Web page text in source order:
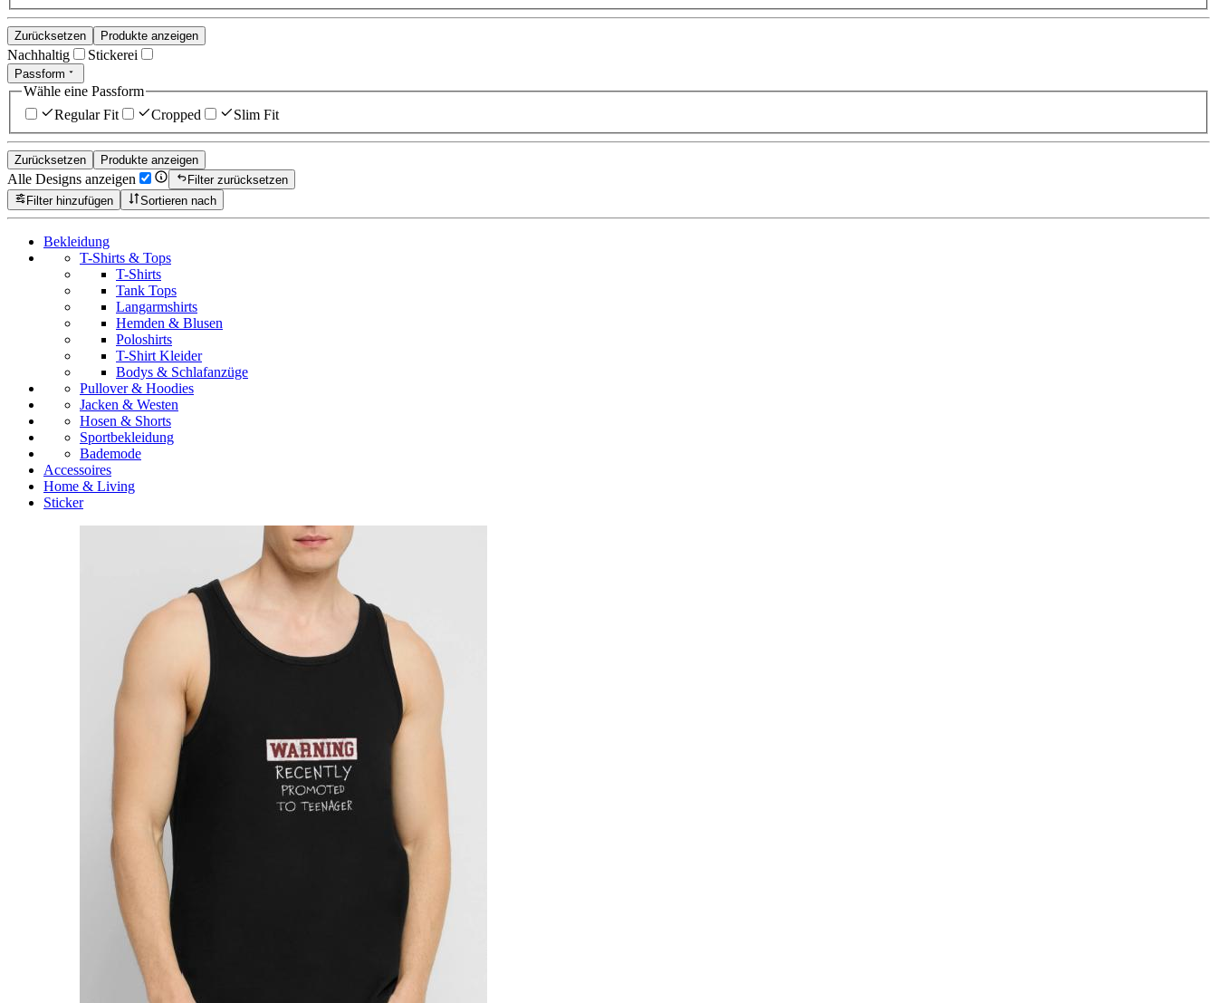
Zurücksetzen Produkte anzeigen
Nachhaltig Stickerei
Passform
Wähle eine Passform
Regular Fit
Cropped Slim Fit
Zurücksetzen Produkte anzeigen
Alle Designs anzeigen
Filter zurücksetzen
Filter hinzufügen
Sortieren nach
Bekleidung
T-Shirts & Tops
T-Shirts
Tank Tops
Langarmshirts
Hemden & Blusen
Poloshirts
T-Shirt Kleider
Bodys & Schlafanzüge
Pullover & Hoodies
Jacken & Westen
Hosen & Shorts
Sportbekleidung
Bademode
Accessoires
Home & Living
Sticker